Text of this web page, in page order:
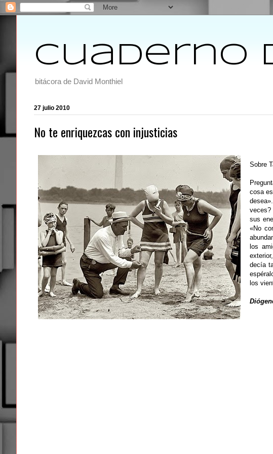
Cuaderno
bitácora de David Monthiel
27 julio 2010
No te enriquezcas con injusticias
Sobre
cosa
sus
«No
los
decía
los